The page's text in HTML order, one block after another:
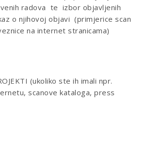
radova te izbor objavljenih
o njihovoj objavi (primjerice scan
na internet stranicama)
(ukoliko ste ih imali npr.
scanove kataloga, press